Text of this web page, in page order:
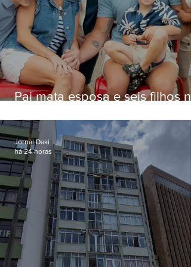
Pai mata esposa e seis filhos
Jornal Daki
há 24 horas